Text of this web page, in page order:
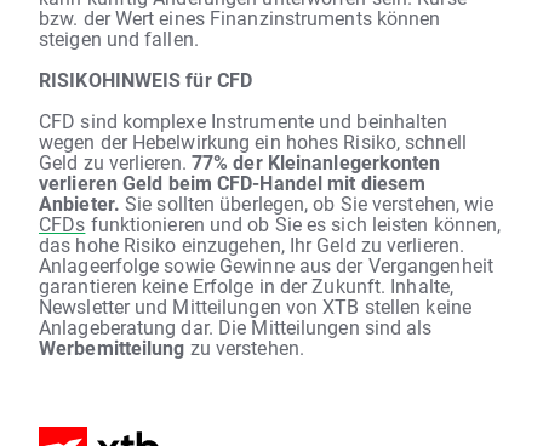
bzw. der Wert eines Finanzinstruments können
steigen und fallen.
RISIKOHINWEIS für CFD
CFD sind komplexe Instrumente und beinhalten
wegen der Hebelwirkung ein hohes Risiko, schnell
Geld zu verlieren. 77% der Kleinanlegerkonten
verlieren Geld beim CFD-Handel mit diesem
Anbieter. Sie sollten überlegen, ob Sie verstehen, wie
CFDs funktionieren und ob Sie es sich leisten können,
das hohe Risiko einzugehen, Ihr Geld zu verlieren.
Anlageerfolge sowie Gewinne aus der Vergangenheit
garantieren keine Erfolge in der Zukunft. Inhalte,
Newsletter und Mitteilungen von XTB stellen keine
Anlageberatung dar. Die Mitteilungen sind als
Werbemitteilung zu verstehen.